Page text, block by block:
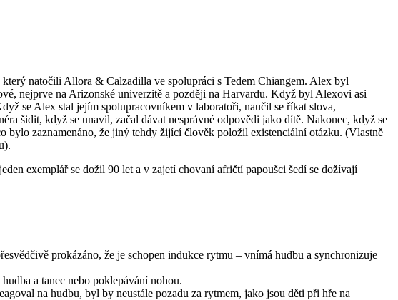
natočili Allora & Calzadilla ve spolupráci s Tedem Chiangem. Alex byl
nejprve na Arizonské univerzitě a později na Harvardu. Když byl Alexovi asi
se Alex stal jejím spolupracovníkem v laboratoři, naučil se říkat slova,
šidit, když se unavil, začal dávat nesprávné odpovědi jako dítě. Nakonec, když se
bylo zaznamenáno, že jiný tehdy žijící člověk položil existenciální otázku. (Vlastně
exemplář se dožil 90 let a v zajetí chovaní afričtí papoušci šedí se dožívají
prokázáno, že je schopen indukce rytmu – vnímá hudbu a synchronizuje
a tanec nebo poklepávání nohou.
na hudbu, byl by neustále pozadu za rytmem, jako jsou děti při hře na